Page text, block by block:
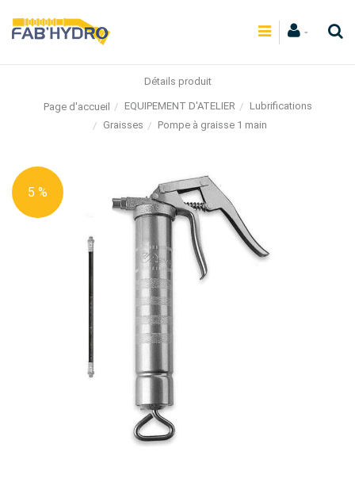
Détails produit
Page d'accueil EQUIPEMENT D'ATELIER
Lubrifications
Graisses
Pompe à graisse 1 main
5 %